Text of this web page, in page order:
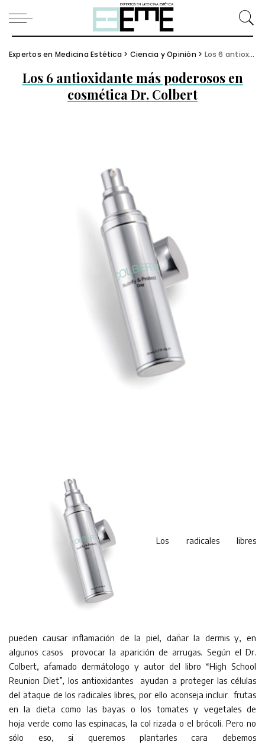
Expertos en Medicina Estética > Ciencia y Opinión > Los 6 antioxidante más poderosos en cosmética Dr. Colbert
Los 6 antioxidante más poderosos en
cosmética Dr. Colbert
Los radicales libres
pueden causar inflamación de la piel, dañar la dermis y, en
algunos casos provocar la aparición de arrugas. Según el Dr.
Colbert, afamado dermátologo y autor del libro “High School
Reunion Diet”, los antioxidantes ayudan a proteger las células
del ataque de los radicales libres, por ello aconseja incluir frutas
en la dieta como las bayas o los tomates y vegetales de
hoja verde como las espinacas, la col rizada o el brócoli. Pero no
sólo eso, si queremos plantarles cara debemos